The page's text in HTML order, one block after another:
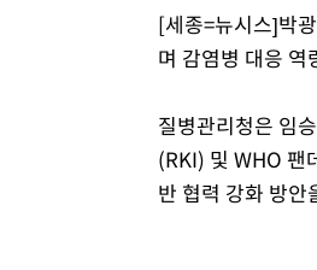
[세종=뉴시스]박
며 감염병 대응 역
질병관리청은 임
(RKI) 및 WHO 팬
반 협력 강화 방안